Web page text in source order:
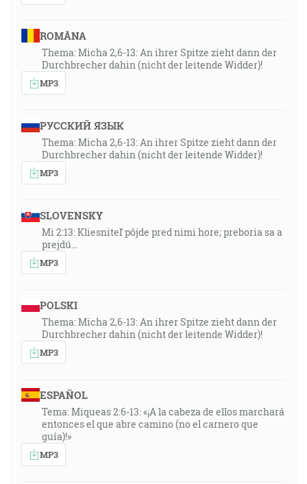
ROMÂNA
Thema: Micha 2,6-13: An ihrer Spitze zieht dann der
Durchbrecher dahin (nicht der leitende Widder)!
MP3
РУССКИЙ ЯЗЫК
Thema: Micha 2,6-13: An ihrer Spitze zieht dann der
Durchbrecher dahin (nicht der leitende Widder)!
MP3
SLOVENSKY
Mi 2:13: Kliesniteľ pôjde pred nimi hore; preboria sa a
prejdú…
MP3
POLSKI
Thema: Micha 2,6-13: An ihrer Spitze zieht dann der
Durchbrecher dahin (nicht der leitende Widder)!
MP3
ESPAÑOL
Tema: Miqueas 2:6-13: «¡A la cabeza de ellos marchará
entonces el que abre camino (no el carnero que
guía)!»
MP3